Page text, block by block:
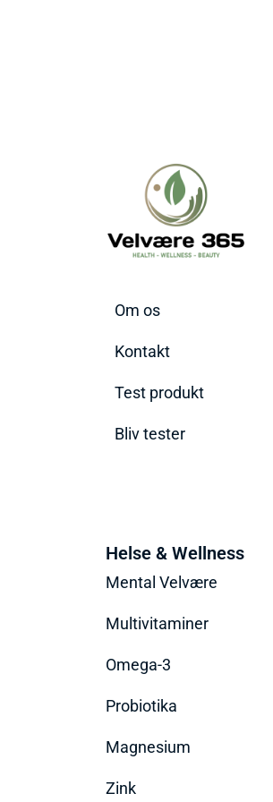
Om os
Kontakt
Test produkt
Bliv tester
Helse & Wellness
Mental Velvære
Multivitaminer
Omega-3
Probiotika
Magnesium
Zink